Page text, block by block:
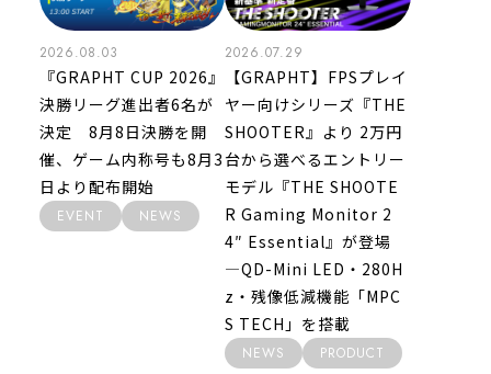
2026.08.03
『GRAPHT CUP 2026』
決勝リーグ進出者6名が
決定 8月8日決勝を開
催、ゲーム内称号も8月3
日より配布開始
EVENT NEWS
2026.07.29
【GRAPHT】FPSプレイ
ヤー向けシリーズ『THE
SHOOTER』より 2万円
台から選べるエントリー
モデル『THE SHOOTE
R Gaming Monitor 2
4″ Essential』が登場
―QD-Mini LED・280H
z・残像低減機能「MPC
S TECH」を搭載
NEWS PRODUCT